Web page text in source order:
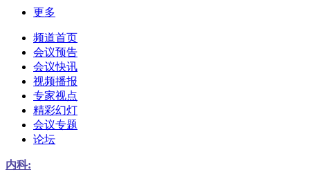
更多
频道首页
会议预告
会议快讯
视频播报
专家视点
精彩幻灯
会议专题
论坛
内科: